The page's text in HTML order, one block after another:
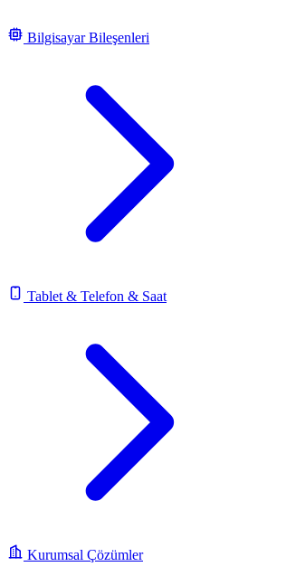
Bilgisayar Bileşenleri
Tablet & Telefon & Saat
Kurumsal Çözümler